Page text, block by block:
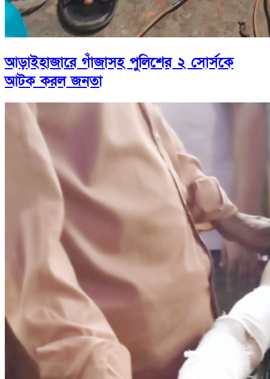
আড়াইহাজারে গাঁজাসহ পুলিশের ২ সোর্সকে
আটক করল জনতা